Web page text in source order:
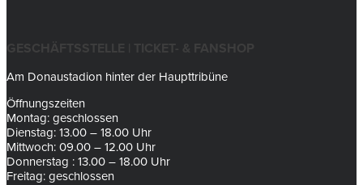
GESCHÄFTSSTELLE | TICKET- & FANSHOP
Am Donaustadion hinter der Haupttribüne
Öffnungszeiten
Montag: geschlossen
Dienstag: 13.00 – 18.00 Uhr
Mittwoch: 09.00 – 12.00 Uhr
Donnerstag : 13.00 – 18.00 Uhr
Freitag: geschlossen